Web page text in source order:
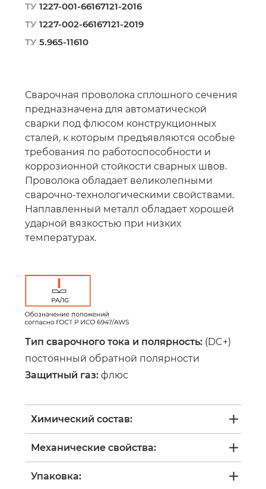
ТУ 1227-001-66167121-2016
ТУ 1227-002-66167121-2019
ТУ 5.965-11610
Сварочная проволока сплошного сечения
предназначена для автоматической
сварки под флюсом конструкционных
сталей, к которым предъявляются особые
требования по работоспособности и
коррозионной стойкости сварных швов.
Проволока обладает великолепными
сварочно-технологическими свойствами.
Наплавленный металл обладает хорошей
ударной вязкостью при низких
температурах.
Тип сварочного тока и полярность: (DC+)
постоянный обратной полярности
Защитный газ: флюс
Химический состав:
Механические свойства:
Упаковка: